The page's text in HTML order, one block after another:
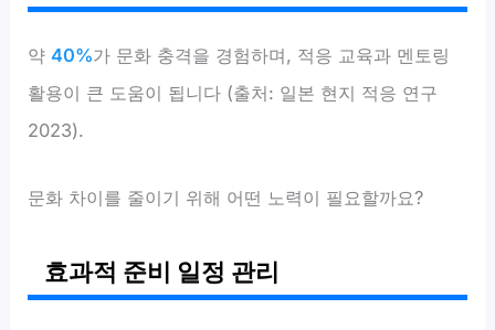
약40%가 문화 충격을 경험하며, 적응 교육과 멘토링
활용이 큰 도움이 됩니다 (출처: 일본 현지 적응 연구
2023).
문화 차이를 줄이기 위해 어떤 노력이 필요할까요?
효과적 준비 일정 관리